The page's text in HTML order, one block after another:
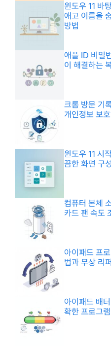
윈도우 11 바
애고 이름을
방법
애플 ID 비밀
이 해결하는
크롬 방문 기
개인정보 보
윈도우 11 시
끔한 화면 구
컴퓨터 본체
카드 팬 속도
아이패드 프
법과 무상 리
아이패드 배
확한 프로그